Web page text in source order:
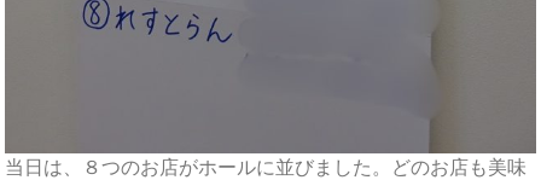
当日は、８つのお店がホールに並びました。どのお店も美味